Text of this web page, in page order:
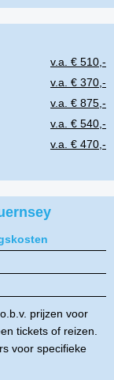
v.a. € 510,-
v.a. € 370,-
v.a. € 875,-
v.a. € 540,-
v.a. € 470,-
prijzen voor
tickets of reizen.
voor specifieke